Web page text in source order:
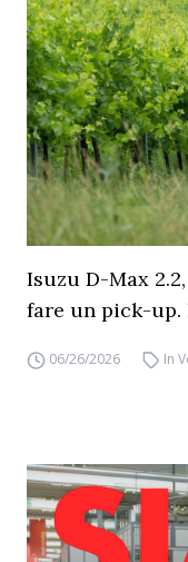
Isuzu D-Max
fare un pick-
06/26/2026 In